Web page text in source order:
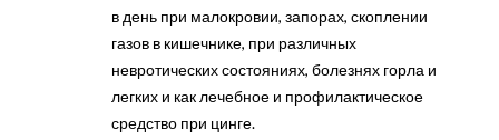
в день при малокровии, запорах, скоплении
газов в кишечнике, при различных
невротических состояниях, болезнях горла и
легких и как лечебное и профилактическое
средство при цинге.